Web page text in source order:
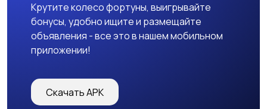
Крутите колесо фортуны, выигрывайте
бонусы, удобно ищите и размещайте
объявления - все это в нашем мобильном
приложении!
Скачать APK